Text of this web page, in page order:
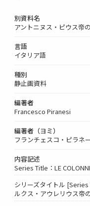
別資料名
アントニヌス・ピウス帝
言語
イタリア語
種別
静止画資料
編著者
Francesco Piranesi
編著者（ヨミ）
フランチェスコ・ピラネ
内容記述
Series Title：LE
シリーズタイトル
ルクス・アウレリウス帝